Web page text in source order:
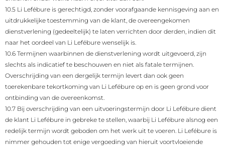
10.5 Li Lefébure is gerechtigd, zonder voorafgaande kennisgeving aan en
uitdrukkelijke toestemming van de klant, de overeengekomen
dienstverlening (gedeeltelijk) te laten verrichten door derden, indien dit
naar het oordeel van Li Lefébure wenselijk is.
10.6 Termijnen waarbinnen de dienstverlening wordt uitgevoerd, zijn
slechts als indicatief te beschouwen en niet als fatale termijnen.
Overschrijding van een dergelijk termijn levert dan ook geen
toerekenbare tekortkoming van Li Lefébure op en is geen grond voor
ontbinding van de overeenkomst.
10.7 Bij overschrijding van een uitvoeringstermijn door Li Lefébure dient
de klant Li Lefébure in gebreke te stellen, waarbij Li Lefébure alsnog een
redelijk termijn wordt geboden om het werk uit te voeren. Li Lefébure is
nimmer gehouden tot enige vergoeding van hieruit voortvloeiende